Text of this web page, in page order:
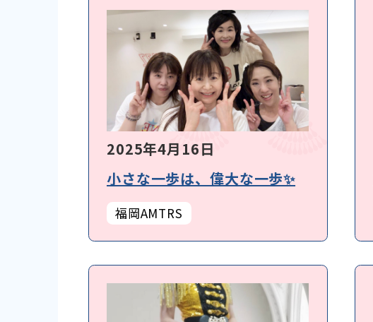
2025年4月16日
小さな一歩は、偉大な一歩✨
福岡AMTRS